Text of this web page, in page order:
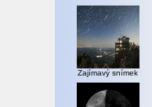
Zajímavý snímek